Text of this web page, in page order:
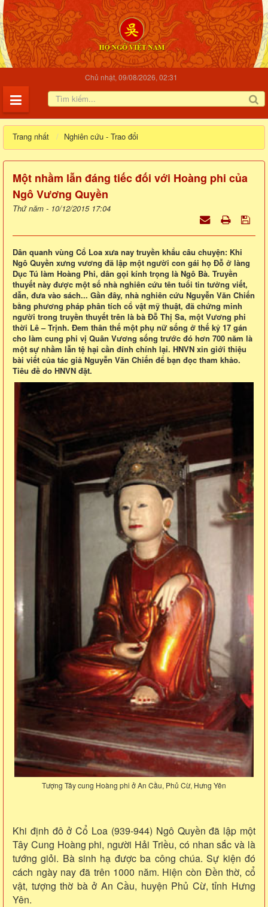
Chủ nhật, 09/08/2026, 02:31
Trang nhất Nghiên cứu - Trao đổi
Một nhầm lẫn đáng tiếc đối với Hoàng phi của
Ngô Vương Quyền
Thứ năm - 10/12/2015 17:04
Dân quanh vùng Cổ Loa xưa nay truyền khẩu câu chuyện: Khi
Ngô Quyền xưng vương đã lập một người con gái họ Đỗ ở làng
Dục Tú làm Hoàng Phi, dân gọi kính trọng là Ngô Bà. Truyền
thuyết này được một số nhà nghiên cứu tên tuổi tin tưởng viết,
dẫn, đưa vào sách... Gần đây, nhà nghiên cứu Nguyễn Văn Chiến
bằng phương pháp phân tích cổ vật mỹ thuật, đã chứng minh
người trong truyền thuyết trên là bà Đỗ Thị Sa, một Vương phi
thời Lê – Trịnh. Đem thân thế một phụ nữ sống ở thế kỷ 17 gán
cho làm cung phi vị Quân Vương sống trước đó hơn 700 năm là
một sự nhầm lẫn tệ hại cần đính chính lại. HNVN xin giới thiệu
bài viết của tác giả Nguyễn Văn Chiến để bạn đọc tham khảo.
Tiêu đề do HNVN đặt.
Tượng Tây cung Hoàng phi ở An Cầu, Phủ Cừ, Hưng Yên
Khi định đô ở Cổ Loa (939-944) Ngô Quyền đã lập một
Tây Cung Hoàng phi, người Hải Triều, có nhan sắc và là
tướng giỏi. Bà sinh hạ được ba công chúa. Sự kiện đó
cách ngày nay đã trên 1000 năm. Hiện còn Đền thờ, cổ
vật, tượng thờ bà ở An Cầu, huyện Phủ Cừ, tỉnh Hưng
Yên.